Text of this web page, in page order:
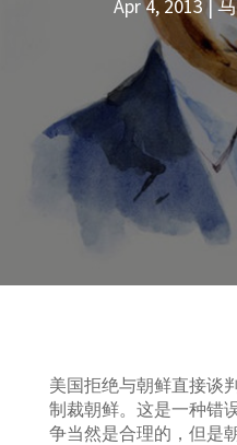
Apr 4, 2013
美国拒绝与朝鲜直接谈
制裁朝鲜。这是一种错
争当然是合理的，但是